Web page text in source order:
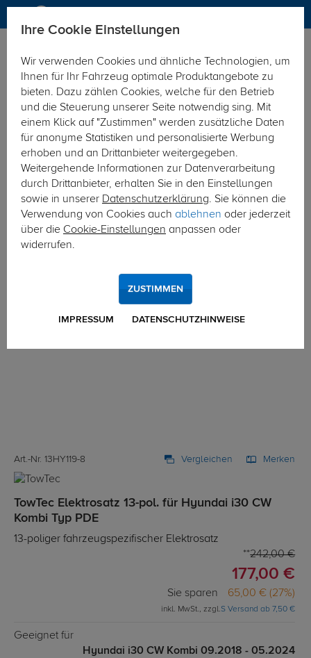
Hier geht's zur Fahrzeugübersicht: Hyundai i30 CW Kombi
Art.-Nr. 13HY119-8 Vergleichen Merken
TowTec Elektrosatz 13-pol. für Hyundai i30 CW
Kombi Typ PDE
13-poliger fahrzeugspezifischer Elektrosatz
242,00 €
177,00 €
Sie sparen 65,00 € (27%)
inkl. MwSt., zzgl.S Versand ab 7,50 €
Geeignet für
Hyundai i30 CW Kombi 09.2018 - 05.2024
Ihre Cookie Einstellungen
Wir verwenden Cookies und ähnliche Technologien, um
Ihnen für Ihr Fahrzeug optimale Produktangebote zu
bieten. Dazu zählen Cookies, welche für den Betrieb
und die Steuerung unserer Seite notwendig sing. Mit
einem Klick auf "Zustimmen" werden zusätzliche Daten
für anonyme Statistiken und personalisierte Werbung
erhoben und an Drittanbieter weitergegeben.
Weitergehende Informationen zur Datenverarbeitung
durch Drittanbieter, erhalten Sie in den Einstellungen
sowie in unserer Datenschutzerklärung. Sie können die
Verwendung von Cookies auch ablehnen oder jederzeit
über die Cookie-Einstellungen anpassen oder
widerrufen.
IMPRESSUM DATENSCHUTZHINWEISE
ZUSTIMMEN